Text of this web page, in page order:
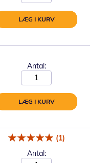
LÆG I KURV
Antal:
LÆG I KURV
(1)
Antal: